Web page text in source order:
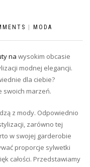
MODA
na wysokim obcasie
modnej elegancji.
dla ciebie?
swoich marzeń.
z mody. Odpowiednio
zarówno tej
w swojej garderobie
proporcje sylwetki
całości. Przedstawiamy